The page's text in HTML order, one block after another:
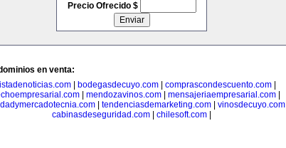
Precio Ofrecido $
en venta:
bodegasdecuyo.com comprascondescuento.com
mendozavinos.com mensajeriaempresarial.com
| tendenciasdemarketing.com| vinosdecuyo.com|
cabinasdeseguridad.com
chilesoft.com